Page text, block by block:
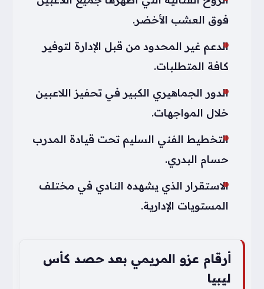
فوق العشب الأخضر.
الدعم غير المحدود من قبل الإدارة لتوفير
كافة المتطلبات.
الدور الجماهيري الكبير في تحفيز اللاعبين
خلال المواجهات.
التخطيط الفني السليم تحت قيادة المدرب
حسام البدري.
الاستقرار الذي يشهده النادي في مختلف
المستويات الإدارية.
أرقام عزو المريمي بعد حصد كأس
ليبيا